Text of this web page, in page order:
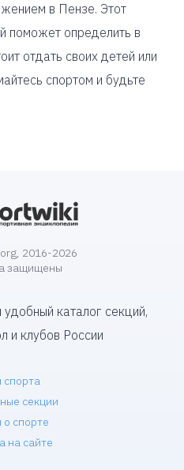
в Пензе. Этот
поможет определить в
отдать своих детей или
спортом и будьте
2016-2026
защищены
каталог секций,
и клубов России
спорта
секции
о спорте
на сайте